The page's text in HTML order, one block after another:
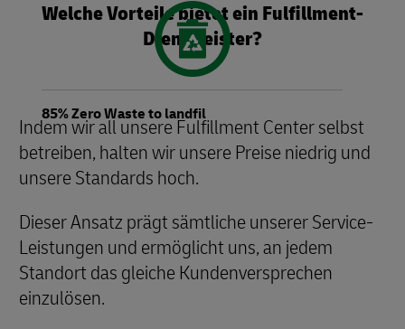
85% Zero Waste to landfil
Welche Vorteile bietet ein Fulfillment-
Dienstleister?
Indem wir all unsere Fulfillment Center selbst
betreiben, halten wir unsere Preise niedrig und
unsere Standards hoch.
Dieser Ansatz prägt sämtliche unserer Service-
Leistungen und ermöglicht uns, an jedem
Standort das gleiche Kundenversprechen
einzulösen.